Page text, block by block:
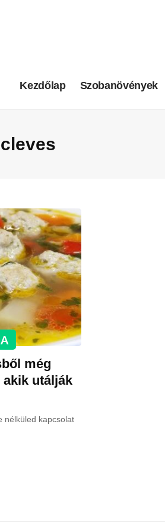
Kezdőlap Szobanövények
még
akik utálják
nélküled kapcsolat